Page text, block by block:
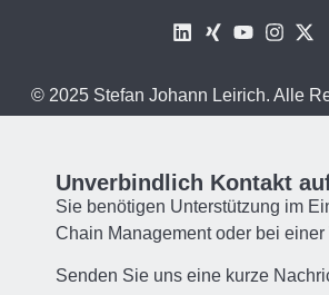
© 2025 Stefan Johann Leirich. Alle
Unverbindlich Kontakt
Sie benötigen Unterstützung im
Chain Management oder bei einer
Senden Sie uns eine kurze